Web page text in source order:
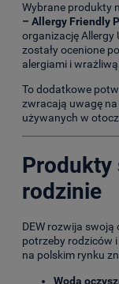
Wybrane produkty
– Allergy Friendly
organizację Allergy
zostały ocenione
alergiami i
To dodatkowe
zwracają uwagę
używanych w
Produkty
rodzinie
DEW rozwija
potrzeby rodziców
na polskim rynku
Woda